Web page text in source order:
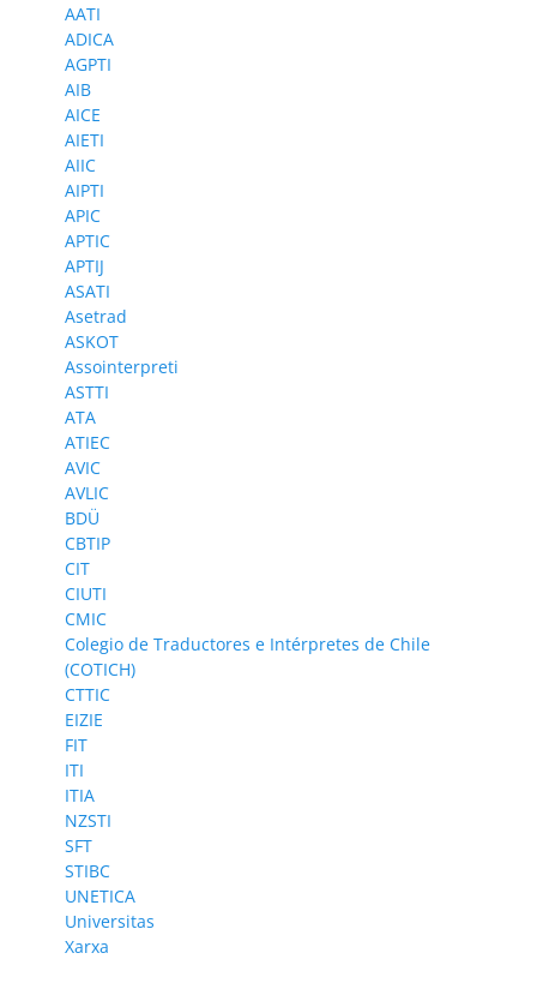
AATI
ADICA
AGPTI
AIB
AICE
AIETI
AIIC
AIPTI
APIC
APTIC
APTIJ
ASATI
Asetrad
ASKOT
Assointerpreti
ASTTI
ATA
ATIEC
AVIC
AVLIC
BDÜ
CBTIP
CIT
CIUTI
CMIC
Colegio de Traductores e Intérpretes de Chile
(COTICH)
CTTIC
EIZIE
FIT
ITI
ITIA
NZSTI
SFT
STIBC
UNETICA
Universitas
Xarxa